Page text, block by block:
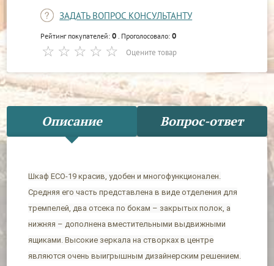
ЗАДАТЬ ВОПРОС КОНСУЛЬТАНТУ
Рейтинг покупателей:0 . Проголосовало:0
Оцените товар
Описание Вопрос-ответ
Шкаф ЕСО-19 красив, удобен и многофункционален.
Средняя его часть представлена в виде отделения для
тремпелей, два отсека по бокам – закрытых полок, а
нижняя – дополнена вместительными выдвижными
ящиками. Высокие зеркала на створках в центре
являются очень выигрышным дизайнерским решением.